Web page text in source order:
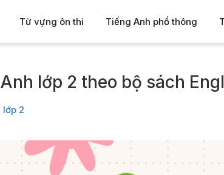
Từ vựng ôn thi Tiếng Anh phổ thông
lớp 2 theo bộ sách
lớp 2